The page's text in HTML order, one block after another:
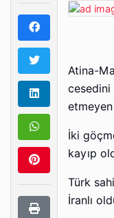
Atina-
cesedini
İki
kayıp
Türk
İranlı